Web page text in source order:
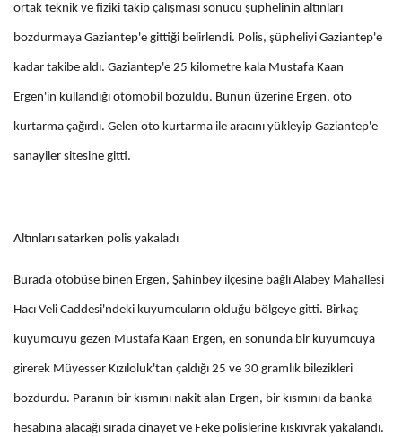
ortak teknik ve fiziki takip çalışması sonucu şüphelinin altınları
bozdurmaya Gaziantep'e gittiği belirlendi. Polis, şüpheliyi Gaziantep'e
kadar takibe aldı. Gaziantep'e 25 kilometre kala Mustafa Kaan
Ergen'in kullandığı otomobil bozuldu. Bunun üzerine Ergen, oto
kurtarma çağırdı. Gelen oto kurtarma ile aracını yükleyip Gaziantep'e
sanayiler sitesine gitti.
Altınları satarken polis yakaladı
Burada otobüse binen Ergen, Şahinbey ilçesine bağlı Alabey Mahallesi
Hacı Veli Caddesi'ndeki kuyumcuların olduğu bölgeye gitti. Birkaç
kuyumcuyu gezen Mustafa Kaan Ergen, en sonunda bir kuyumcuya
girerek Müyesser Kızıloluk'tan çaldığı 25 ve 30 gramlık bilezikleri
bozdurdu. Paranın bir kısmını nakit alan Ergen, bir kısmını da banka
hesabına alacağı sırada cinayet ve Feke polislerine kıskıvrak yakalandı.